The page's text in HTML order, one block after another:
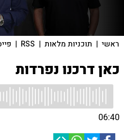
ראשי | תוכניות מלאות |
RSS
|
כאן דרכנו נפרדות
06:40